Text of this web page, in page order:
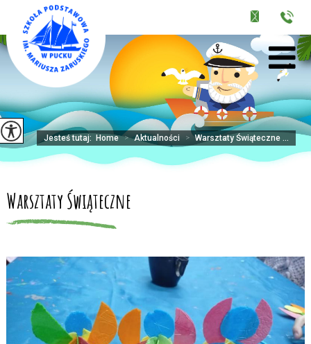
Jesteś tutaj: Home > Aktualności > Warsztaty Świąteczne ...
Warsztaty Świąteczne